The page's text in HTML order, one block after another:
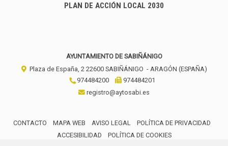
PLAN DE ACCIÓN LOCAL 2030
AYUNTAMIENTO DE SABIÑÁNIGO
Plaza de España, 2 22600 SABIÑÁNIGO - ARAGÓN (ESPAÑA)
974484200
974484201
registro@aytosabi.es
CONTACTO MAPA WEB AVISO LEGAL
POLÍTICA DE PRIVACIDAD
ACCESIBILIDAD
POLÍTICA DE COOKIES